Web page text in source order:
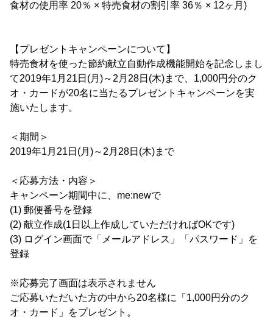
食材の使用率 20％ × 特売食材の割引率 36％ × 12ヶ月)
【プレゼントキャンペーンについて】
特売食材を使った節約献立自動作成機能開始を記念しまし
て2019年1月21日(月)～2月28日(木)まで、1,000円分のク
オ・カードが20名に当たるプレゼントキャンペーンを実
施いたします。
＜期間＞
2019年1月21日(月)～2月28日(木)まで
＜応募方法・内容＞
キャンペーン期間中に、me:newで
(1) 郵便番号を登録
(2) 献立作成(1日以上作成していただければOKです)
(3) ログイン画面で「メールアドレス」「パスワード」を
登録
※応募完了画面は表示されません
ご応募いただいた方の中から20名様に「1,000円分のク
オ・カード」をプレゼント。